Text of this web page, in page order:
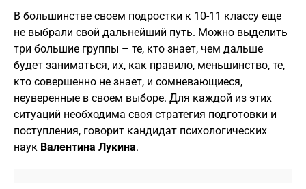
В большинстве своем подростки к 10-11 классу еще
не выбрали свой дальнейший путь. Можно выделить
три большие группы – те, кто знает, чем дальше
будет заниматься, их, как правило, меньшинство, те,
кто совершенно не знает, и сомневающиеся,
неуверенные в своем выборе. Для каждой из этих
ситуаций необходима своя стратегия подготовки и
поступления, говорит кандидат психологических
наук Валентина Лукина.